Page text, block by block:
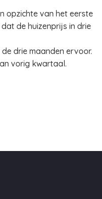
opzichte van het eerste
de huizenprijs in drie
drie maanden ervoor.
vorig kwartaal.